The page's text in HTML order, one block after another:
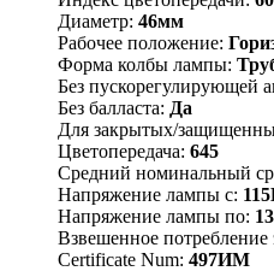
Диаметр: 46мм
Рабочее положение:
Форма колбы лампы:
Без пускорегулирующей
Без балласта: Да
Для закрытых/
Цветопередача: 645
Средний номинальный
Напряжение лампы с:
Напряжение лампы по:
Взвешенное потребление
Certificate Num: 497ИМ